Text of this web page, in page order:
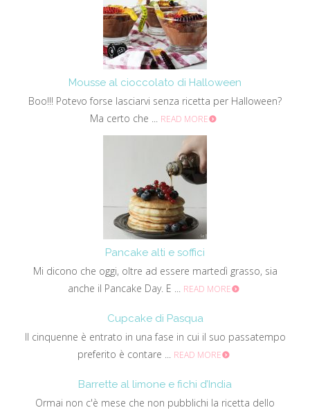
Mousse al cioccolato di Halloween
Boo!!! Potevo forse lasciarvi senza ricetta per Halloween?
Ma certo che ... READ MORE
Pancake alti e soffici
Mi dicono che oggi, oltre ad essere martedì grasso, sia
anche il Pancake Day. E ... READ MORE
Cupcake di Pasqua
Il cinquenne è entrato in una fase in cui il suo passatempo
preferito è contare ... READ MORE
Barrette al limone e fichi d’India
Ormai non c'è mese che non pubblichi la ricetta dello